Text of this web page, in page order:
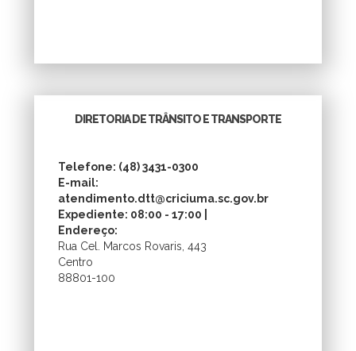
DIRETORIA DE TRÂNSITO E TRANSPORTE
Telefone: (48) 3431-0300
E-mail:
atendimento.dtt@criciuma.sc.gov.br
Expediente: 08:00 - 17:00 |
Endereço:
Rua Cel. Marcos Rovaris, 443
Centro
88801-100